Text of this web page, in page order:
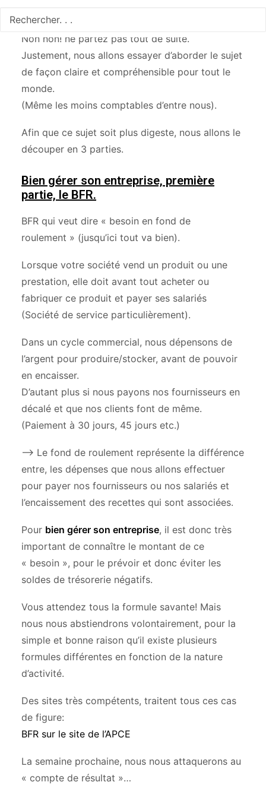
Non non! ne partez pas tout de suite.
Justement, nous allons essayer d’aborder le sujet
de façon claire et compréhensible pour tout le
monde.
(Même les moins comptables d’entre nous).
Afin que ce sujet soit plus digeste, nous allons le
découper en 3 parties.
Bien gérer son entreprise, première
partie, le BFR.
BFR qui veut dire « besoin en fond de
roulement » (jusqu’ici tout va bien).
Lorsque votre société vend un produit ou une
prestation, elle doit avant tout acheter ou
fabriquer ce produit et payer ses salariés
(Société de service particulièrement).
Dans un cycle commercial, nous dépensons de
l’argent pour produire/stocker, avant de pouvoir
en encaisser.
D’autant plus si nous payons nos fournisseurs en
décalé et que nos clients font de même.
(Paiement à 30 jours, 45 jours etc.)
–> Le fond de roulement représente la différence
entre, les dépenses que nous allons effectuer
pour payer nos fournisseurs ou nos salariés et
l’encaissement des recettes qui sont associées.
Pour bien gérer son entreprise, il est donc très
important de connaître le montant de ce
« besoin », pour le prévoir et donc éviter les
soldes de trésorerie négatifs.
Vous attendez tous la formule savante! Mais
nous nous abstiendrons volontairement, pour la
simple et bonne raison qu’il existe plusieurs
formules différentes en fonction de la nature
d’activité.
Des sites très compétents, traitent tous ces cas
de figure:
BFR sur le site de l’APCE
La semaine prochaine, nous nous attaquerons au
« compte de résultat »…